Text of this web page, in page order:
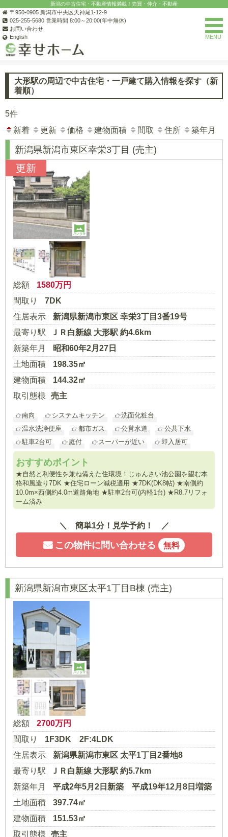
新潟の中古住宅・不動産情報満載！売買・仲介・不動産
〒950-0905 新潟市中央区天神尾1-12-9
025-255-5680 営業時間 8:00～20:00(年中無休)
お問い合わせ
English
MENU
新潟の不動産なら(有)幸せホーム
大形駅の周辺で中古住宅・一戸建て購入情報を探す（新
着順）
新着 更新 価格 建物面積 間取 住所 築年月
5件
新潟県新潟市東区幸栄3丁目 (売主)
更新
パノラマ
総額 1580万円
間取り
7DK
住居表示
新潟県新潟市東区 幸栄3丁目3番19号
最寄り駅
ＪＲ白新線 大形駅 約4.6km
新築年月
昭和60年2月27日
土地面積
198.35㎡
建物面積
144.32㎡
取引態様
売主
南向 システムキッチン
洗面化粧台
温水洗浄便座
都市ガス 公営水道
公共下水
駐車2台可
庭付 スーパーが近い 即入居可
おすすめポイント
★自然と利便性を兼ね備えた住環境！じゅんさい池公園を望む本
格和風造り7DK ★住宅ローン減税適用 ★7DK(DK8帖) ★南側約
10.0m×西側約4.0m道路角地 ★駐車2台可(内軽1台) ★R8.7リフォ
ーム済み
簡単1分！見学予約！
この物件に問い合わせる 無料
新潟県新潟市東区太平1丁目B棟 (売主)
パノラマ
総額 2700万円
間取り
1F3DK 2F:4LDK
住居表示
新潟県新潟市東区 太平1丁目2番地8
最寄り駅
ＪＲ白新線 大形駅 約5.7km
新築年月
平成2年5月2日新築 平成19年12月8日増築
土地面積
397.74㎡
建物面積
151.53㎡
取引態様
売主